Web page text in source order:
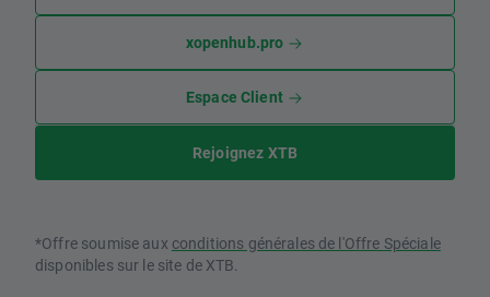
xopenhub.pro
Espace Client
Rejoignez XTB
*Offre soumise aux conditions générales de l'Offre Spéciale
disponibles sur le site de XTB.